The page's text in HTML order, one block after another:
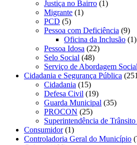
Justiça no Bairro (1)
Migrante (1)
PCD (5)
Pessoa com Deficiência (9)
Oficina da Inclusão (1)
Pessoa Idosa (22)
Selo Social (48)
Serviço de Abordagem Social
Cidadania e Segurança Pública
Cidadania (15)
Defesa Civil (19)
Guarda Municipal (35)
PROCON (25)
Superintendência de
Consumidor(1)
Controladoria Geral do Município